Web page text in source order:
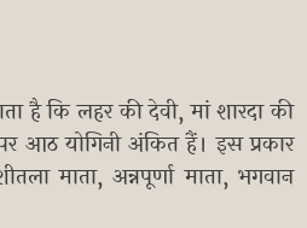
है कि लहर की देवी, मां शारदा की
आठ योगिनी अंकित हैं। इस प्रकार
माता, अन्नपूर्णा माता, भगवान